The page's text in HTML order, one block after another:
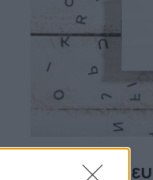
H οπτική